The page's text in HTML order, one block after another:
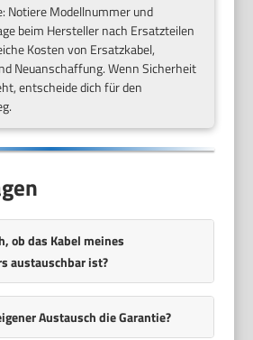
Notiere Modellnummer und
beim Hersteller nach Ersatzteilen
Kosten von Ersatzkabel,
Neuanschaffung. Wenn Sicherheit
entscheide dich für den
ob das Kabel meines
austauschbar ist?
Austausch die Garantie?